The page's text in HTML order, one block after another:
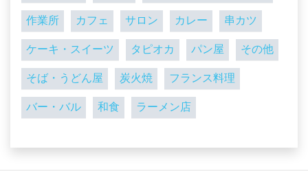
作業所 カフェ サロン カレー 串カツ
ケーキ・スイーツ タピオカ パン屋 その他
そば・うどん屋 炭火焼 フランス料理
バー・バル 和食 ラーメン店